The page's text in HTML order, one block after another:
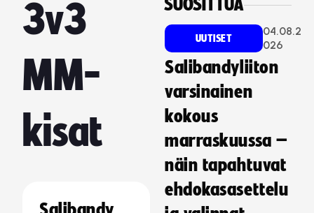
3v3
MM-
kisat
SUOSITTUA
UUTISET
04.08.2
026
Salibandyliiton
varsinainen
kokous
marraskuussa –
näin tapahtuvat
ehdokasasettelu